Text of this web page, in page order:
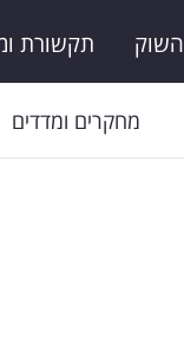
השוק תקשורת
מחקרים ומדדים